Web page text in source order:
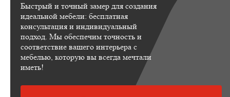
Быстрый и точный замер для создания
идеальной мебели: бесплатная
консультация и индивидуальный
подход. Мы обеспечим точность и
соответствие вашего интерьера с
мебелью, которую вы всегда мечтали
иметь!